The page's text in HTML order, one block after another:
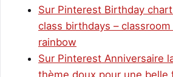
Sur Pinterest Birthday
class birthdays – classroom
rainbow
Sur Pinterest Anniversaire
thème doux pour une belle